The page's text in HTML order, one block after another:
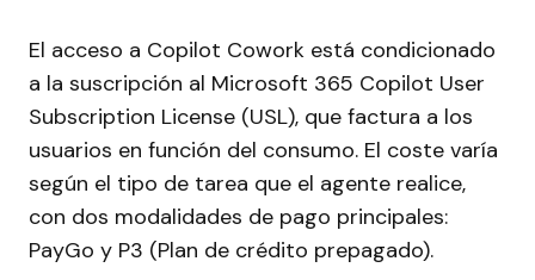
El acceso a Copilot Cowork está condicionado
a la suscripción al Microsoft 365 Copilot User
Subscription License (USL), que factura a los
usuarios en función del consumo. El coste varía
según el tipo de tarea que el agente realice,
con dos modalidades de pago principales:
PayGo y P3 (Plan de crédito prepagado).